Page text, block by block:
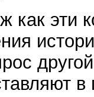
как эти
в